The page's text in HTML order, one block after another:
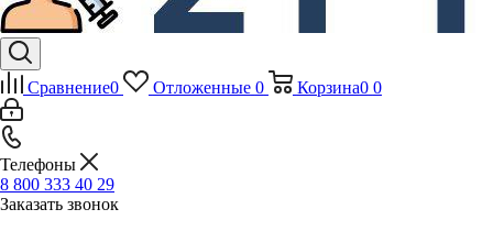
Сравнение0 Отложенные 0 Корзина0 0
Телефоны
8 800 333 40 29
Заказать звонок